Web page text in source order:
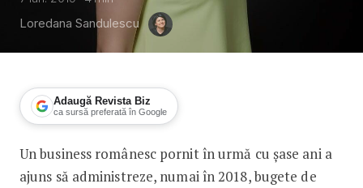
Loredana Sandulescu
Adaugă Revista Biz
ca sursă preferată în Google
Creștere din performance marketing
Un business românesc pornit în urmă cu șase ani a
ajuns să administreze, numai în 2018, bugete de